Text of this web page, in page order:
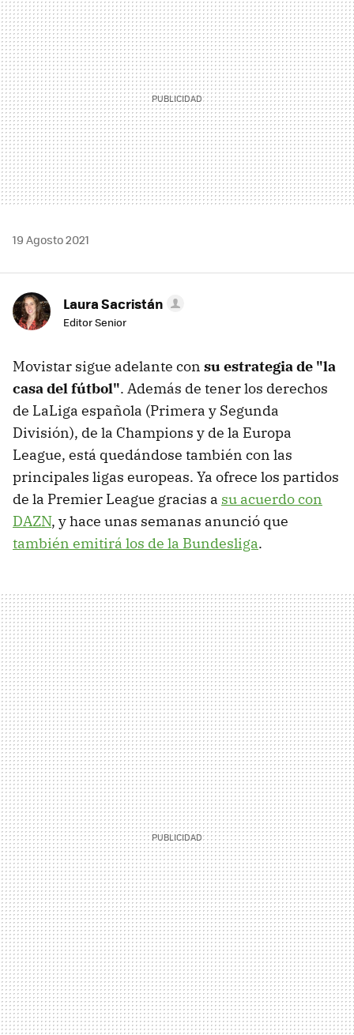
MAIL
19 Agosto 2021
Laura Sacristán
Editor Senior
Movistar sigue adelante con su estrategia de "la
casa del fútbol". Además de tener los derechos
de LaLiga española (Primera y Segunda
División), de la Champions y de la Europa
League, está quedándose también con las
principales ligas europeas. Ya ofrece los partidos
de la Premier League gracias a su acuerdo con
DAZN, y hace unas semanas anunció que
también emitirá los de la Bundesliga.